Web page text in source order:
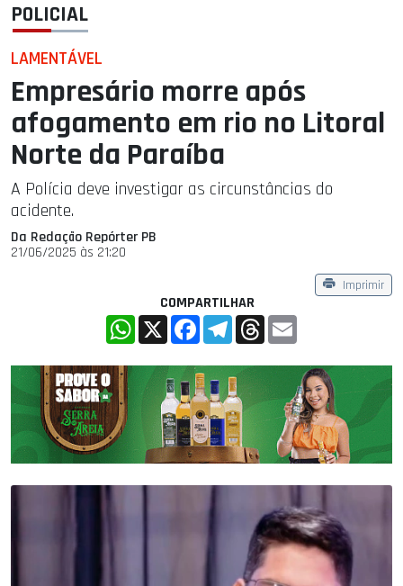
POLICIAL
LAMENTÁVEL
Empresário morre após
afogamento em rio no Litoral
Norte da Paraíba
A Polícia deve investigar as circunstâncias do
acidente.
Da Redação Repórter PB
21/06/2025 às 21:20
Imprimir
COMPARTILHAR
WhatsApp
X FacebookTelegramThreads